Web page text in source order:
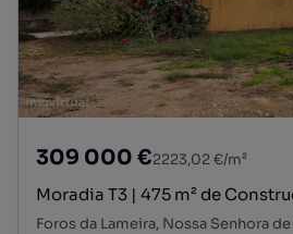
309 000 €2223,02 €/m²
Moradia T3 | 475 m² de